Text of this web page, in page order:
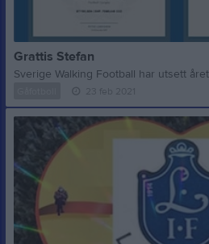
Grattis Stefan